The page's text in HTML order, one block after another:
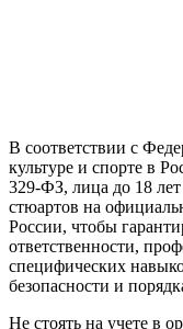
В соответствии с
культуре и спорте в
329-ФЗ, лица до 18
стюартов на
России, чтобы
ответственности,
специфических
безопасности и
Не стоять на учете в